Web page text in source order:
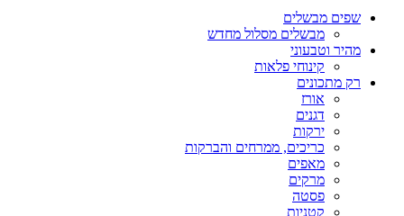
שפים מבשלים
מבשלים מסלול מחדש
מהיר וטבעוני
קינוחי פלאות
רק מתכונים
אורז
דגנים
ירקות
כריכים, ממרחים והברקות
מאפים
מרקים
פסטה
קטניות